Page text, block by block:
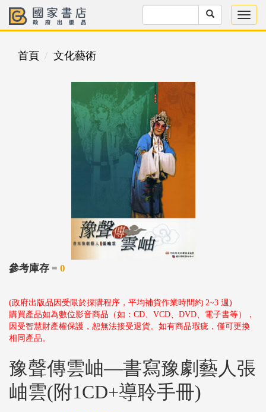
首頁 文化藝術
參考庫存 = 0
(政府出版品因受限於採購程序，平均補貨作業時間約 2~3 週)
購買產品如為數位影音商品（如：CD、VCD、DVD、電子書等），
因受智慧財產權保護，恕無法接受退貨。如有商品瑕疵，僅可更換
相同產品。
豫聲傳雲岫—書寫豫劇藝人張
岫雲(附1CD+導聆手冊)